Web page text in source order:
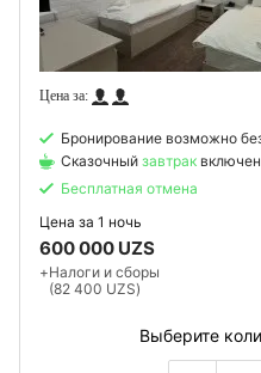
Бронирование возможно
Сказочный завтрак
Бесплатная отмена
Цена за 1 ночь
600 000 UZS
+Налоги и сборы
(82 400 UZS)
Выберите